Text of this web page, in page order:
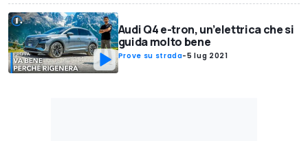
Audi Q4 e-tron, un’elettrica che si
guida molto bene
Prove su strada-5 lug 2021